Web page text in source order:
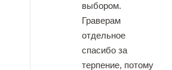
выбором.
Граверам
отдельное
спасибо за
терпение, потому